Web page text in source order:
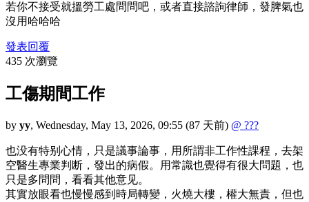
若你不接受就搵勞工處問問吧，或者直接諮詢律師，發脾氣也
沒用哈哈哈
發表回覆
435 次瀏覽
工傷期間工作
by yy, Wednesday, May 13, 2026, 09:55 (87 天前) @ ???
也没有特别心情，只是議事論事，用所謂非工作性課程，去架
空醫生專業判断，發出的病假。用常識也覺得有很大問題，也
只是多問問，看看其他意见。
其實放眼看也慢慢感到時局轉變，火燒大樓，權大無責，但也